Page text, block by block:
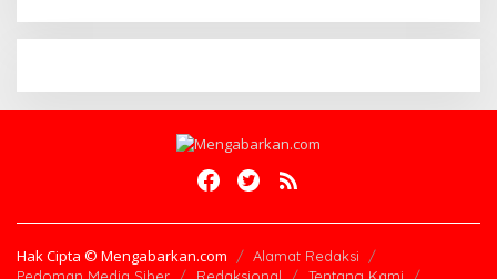
Hak Cipta © Mengabarkan.com
Alamat Redaksi